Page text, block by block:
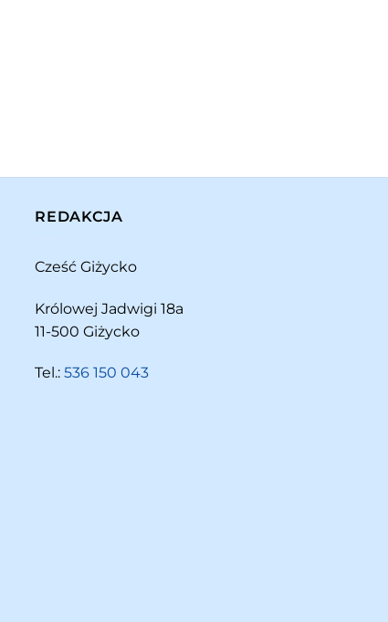
REDAKCJA
Cześć Giżycko
Królowej Jadwigi 18a
11-500 Giżycko
Tel.: 536 150 043